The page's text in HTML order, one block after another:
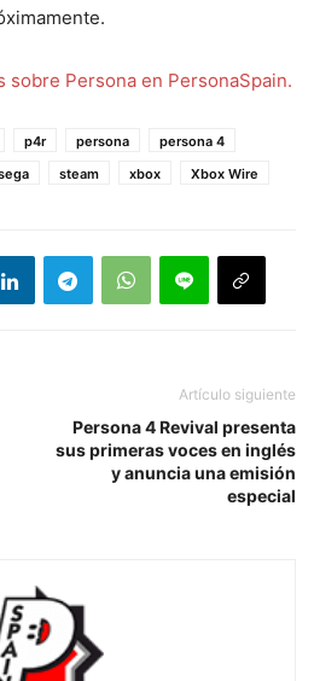
sobre Persona en PersonaSpain.
p4r persona
persona 4
steam xbox Xbox Wire
Artículo siguiente
Persona 4 Revival presenta
sus primeras voces en inglés
y anuncia una emisión
especial